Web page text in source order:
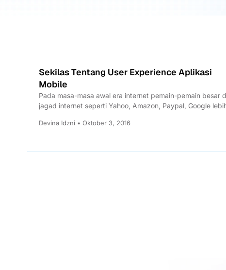
Sekilas Tentang User Experience Aplikasi
Mobile
Pada masa-masa awal era internet pemain-pemain besar
jagad internet seperti Yahoo, Amazon, Paypal, Google
Devina Idzni • Oktober 3, 2016